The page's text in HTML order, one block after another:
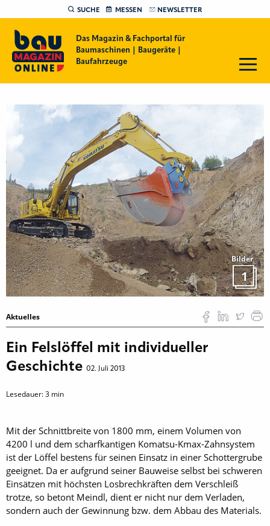
SUCHE MESSEN NEWSLETTER
Das Magazin & Fachportal für
Baumaschinen | Baugeräte |
Baufahrzeuge
Bilder
1
Aktuelles
Ein Felslöffel mit individueller
Geschichte 02. Juli 2013
Lesedauer:3 min
Mit der Schnittbreite von 1800 mm, einem Volumen von
4200 l und dem scharfkantigen Komatsu-Kmax-Zahnsystem
ist der Löffel bestens für seinen Einsatz in einer Schottergrube
geeignet. Da er aufgrund seiner Bauweise selbst bei schweren
Einsätzen mit höchsten Losbrechkräften dem Verschleiß
trotze, so betont Meindl, dient er nicht nur dem Verladen,
sondern auch der Gewinnung bzw. dem Abbau des Materials.